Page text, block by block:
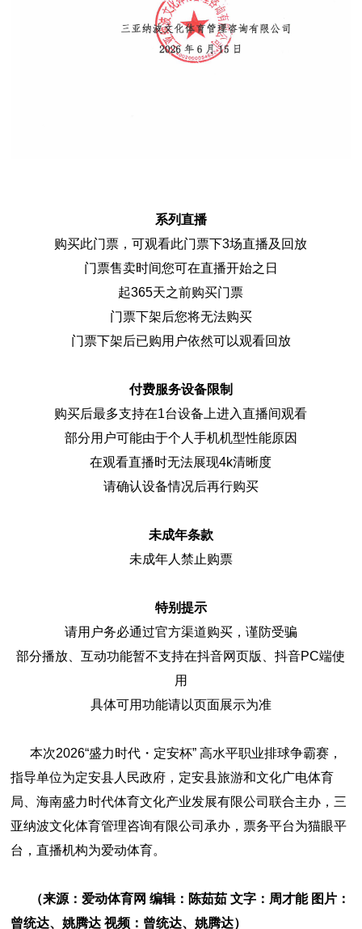
系列直播
购买此门票，可观看此门票下3场直播及回放
门票售卖时间您可在直播开始之日
起365天之前购买门票
门票下架后您将无法购买
门票下架后已购用户依然可以观看回放
付费服务设备限制
购买后最多支持在1台设备上进入直播间观看
部分用户可能由于个人手机机型性能原因
在观看直播时无法展现4k清晰度
请确认设备情况后再行购买
未成年条款
未成年人禁止购票
特别提示
请用户务必通过官方渠道购买，谨防受骗
部分播放、互动功能暂不支持在抖音网页版、抖音PC端使
用
具体可用功能请以页面展示为准
本次2026“盛力时代・定安杯” 高水平职业排球争霸赛，
指导单位为定安县人民政府，定安县旅游和文化广电体育
局、海南盛力时代体育文化产业发展有限公司联合主办，三
亚纳波文化体育管理咨询有限公司承办，票务平台为猫眼平
台，直播机构为爱动体育。
（来源：爱动体育网 编辑：陈茹茹 文字：周才能 图片：
曾统达、姚腾达 视频：曾统达、姚腾达）